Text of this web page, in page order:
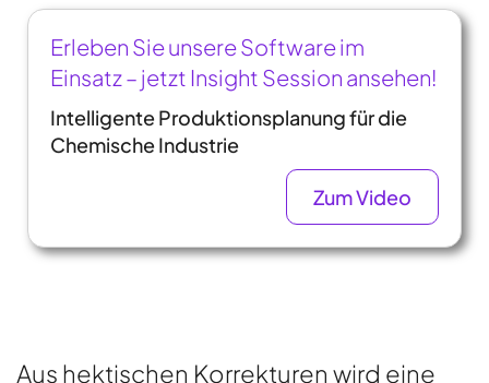
Erleben Sie unsere Software im
Einsatz – jetzt Insight Session ansehen!
Intelligente Produktionsplanung für die
Chemische Industrie
Zum Video
Aus hektischen Korrekturen wird eine